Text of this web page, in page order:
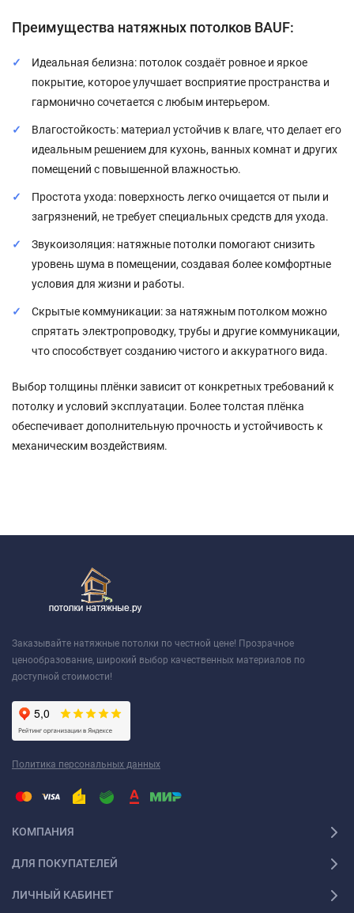
Преимущества натяжных потолков BAUF:
Идеальная белизна: потолок создаёт ровное и яркое
покрытие, которое улучшает восприятие пространства и
гармонично сочетается с любым интерьером.
Влагостойкость: материал устойчив к влаге, что делает его
идеальным решением для кухонь, ванных комнат и других
помещений с повышенной влажностью.
Простота ухода: поверхность легко очищается от пыли и
загрязнений, не требует специальных средств для ухода.
Звукоизоляция: натяжные потолки помогают снизить
уровень шума в помещении, создавая более комфортные
условия для жизни и работы.
Скрытые коммуникации: за натяжным потолком можно
спрятать электропроводку, трубы и другие коммуникации,
что способствует созданию чистого и аккуратного вида.
Выбор толщины плёнки зависит от конкретных требований к
потолку и условий эксплуатации. Более толстая плёнка
обеспечивает дополнительную прочность и устойчивость к
механическим воздействиям.
Заказывайте натяжные потолки по честной цене! Прозрачное
ценообразование, широкий выбор качественных материалов по
доступной стоимости!
Политика персональных данных
КОМПАНИЯ
ДЛЯ ПОКУПАТЕЛЕЙ
ЛИЧНЫЙ КАБИНЕТ